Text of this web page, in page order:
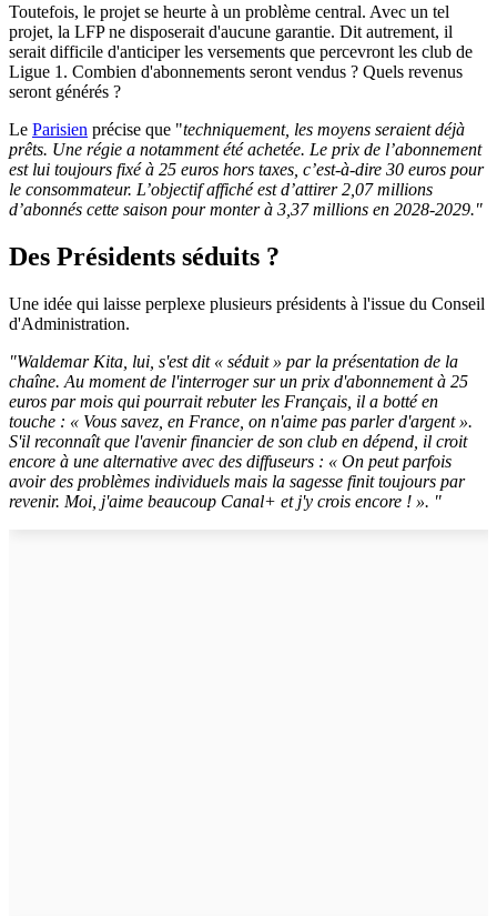
Toutefois, le projet se heurte à un problème central. Avec un tel
projet, la LFP ne disposerait d'aucune garantie. Dit autrement, il
serait difficile d'anticiper les versements que percevront les club de
Ligue 1. Combien d'abonnements seront vendus ? Quels revenus
seront générés ?
Le Parisien précise que "techniquement, les moyens seraient déjà
prêts. Une régie a notamment été achetée. Le prix de l’abonnement
est lui toujours fixé à 25 euros hors taxes, c’est-à-dire 30 euros pour
le consommateur. L’objectif affiché est d’attirer 2,07 millions
d’abonnés cette saison pour monter à 3,37 millions en 2028-2029."
Des Présidents séduits ?
Une idée qui laisse perplexe plusieurs présidents à l'issue du Conseil
d'Administration.
"Waldemar Kita, lui, s'est dit « séduit » par la présentation de la
chaîne. Au moment de l'interroger sur un prix d'abonnement à 25
euros par mois qui pourrait rebuter les Français, il a botté en
touche : « Vous savez, en France, on n'aime pas parler d'argent ».
S'il reconnaît que l'avenir financier de son club en dépend, il croit
encore à une alternative avec des diffuseurs : « On peut parfois
avoir des problèmes individuels mais la sagesse finit toujours par
revenir. Moi, j'aime beaucoup Canal+ et j'y crois encore ! ». "